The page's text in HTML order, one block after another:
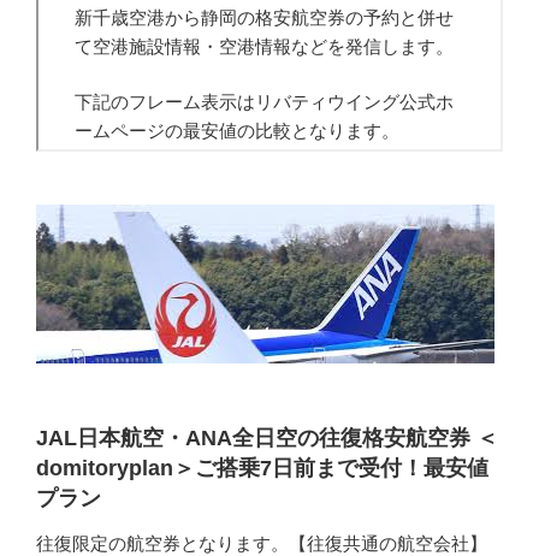
JAL日本航空・ANA全日空の往復格安航空券 ＜
domitoryplan＞ご搭乗7日前まで受付！最安値
プラン
往復限定の航空券となります。【往復共通の航空会社】